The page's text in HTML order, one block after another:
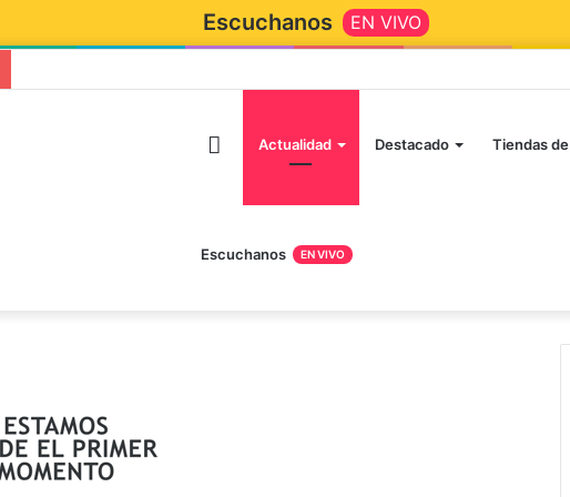
Escuchanos EN VIVO
Actualidad Destacado Tiendas
Escuchanos EN VIVO